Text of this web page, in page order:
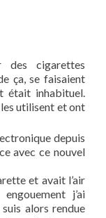
des cigarettes
ça, se faisaient
était inhabituel.
utilisent et ont
depuis
avec ce nouvel
et avait l’air
j’ai
alors rendue